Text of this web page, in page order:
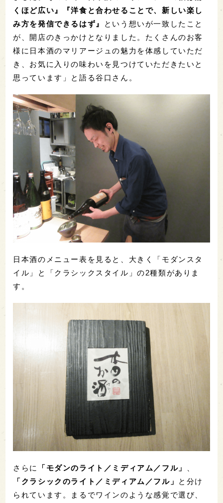
くほど広い』『洋食と合わせることで、新しい楽し
み方を発信できるはず』
という想いが一致したこと
が、開店のきっかけとなりました。たくさんのお客
様に日本酒のマリアージュの魅力を体感していただ
き、お気に入りの味わいを見つけていただきたいと
思っています」と語る谷口さん。
日本酒のメニュー表を見ると、大きく「モダンスタ
イル」と「クラシックスタイル」の2種類がありま
す。
さらに 「モダンのライト／ミディアム／フル」
「クラシックのライト／ミディアム／フル」
と分け
られています。まるでワインのような感覚で選び、